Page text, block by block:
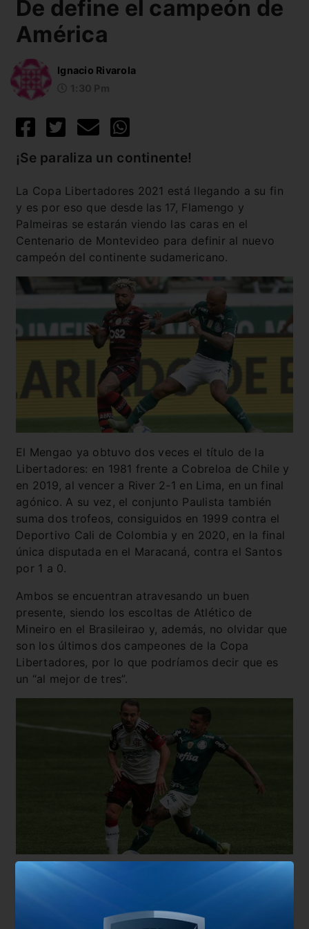
De define el campeón de
América
Ignacio Rivarola
¡Se paraliza un continente!
La Copa Libertadores 2021 está llegando a su fin
y es por eso que desde las 17, Flamengo y
Palmeiras se estarán viendo las caras en el
Centenario de Montevideo para definir al nuevo
campeón del continente sudamericano.
El Mengao ya obtuvo dos veces el título de la
Libertadores: en 1981 frente a Cobreloa de Chile y
en 2019, al vencer a River 2-1 en Lima, en un final
agónico. A su vez, el conjunto Paulista también
suma dos trofeos, consiguidos en 1999 contra el
Deportivo Cali de Colombia y en 2020, en la final
única disputada en el Maracaná, contra el Santos
por 1 a 0.
Ambos se encuentran atravesando un buen
presente, siendo los escoltas de Atlético de
Mineiro en el Brasileirao y, además, no olvidar que
son los últimos dos campeones de la Copa
Libertadores, por lo que podríamos decir que es
un “al mejor de tres”.
Probables formaciones:
Luiz y Filipe Luís; Willian Arão, Andreas Pereira,